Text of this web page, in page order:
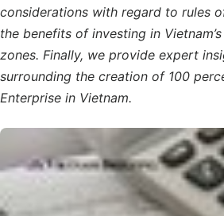
considerations with regard to rules
the benefits of investing in
zones. Finally, we provide expert
surrounding the creation of 100
Enterprise in Vietnam.